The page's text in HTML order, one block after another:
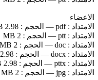
الاعضاء
الامتداد :pdf
— الحجم : 2.98 MB
الامتداد : ptt
— الحجم : 2 MB
الامتداد : doc
— الحجم : 2 MB
الامتداد : docx
— الحجم : 2.98 MB
الامتداد : pttx
— الحجم : 2.98 MB
الامتداد : jpg
— الحجم : 2 MB